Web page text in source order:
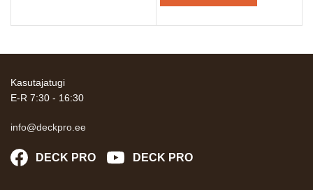
Kasutajatugi
E-R 7:30 - 16:30
info@deckpro.ee
DECK PRO DECK PRO